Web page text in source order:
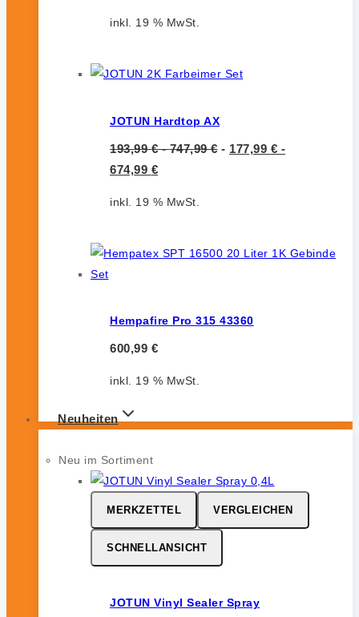
inkl. 19 % MwSt.
JOTUN Hardtop AX
193,99€-747,99€- 177,99 € -
674,99 €
inkl. 19 % MwSt.
Hempafire Pro 315 43360
600,99 €
inkl. 19 % MwSt.
Neuheiten
Neu im Sortiment
MERKZETTEL VERGLEICHEN
SCHNELLANSICHT
JOTUN Vinyl Sealer Spray